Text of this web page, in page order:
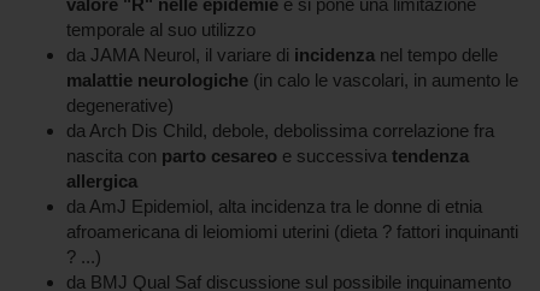
temporale al suo utilizzo
da JAMA Neurol, il variare di incidenza nel tempo delle
malattie neurologiche (in calo le vascolari, in aumento le
degenerative)
da Arch Dis Child, debole, debolissima correlazione fra
nascita con parto cesareo e successiva tendenza
allergica
da AmJ Epidemiol, alta incidenza tra le donne di etnia
afroamericana di leiomiomi uterini (dieta ? fattori inquinanti
? ...)
da BMJ Qual Saf discussione sul possibile inquinamento